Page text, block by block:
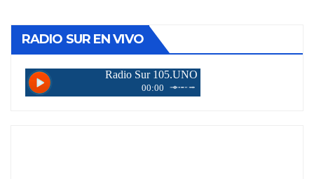
RADIO SUR EN VIVO